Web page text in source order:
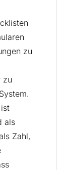
zu
zu
als
Zahl,